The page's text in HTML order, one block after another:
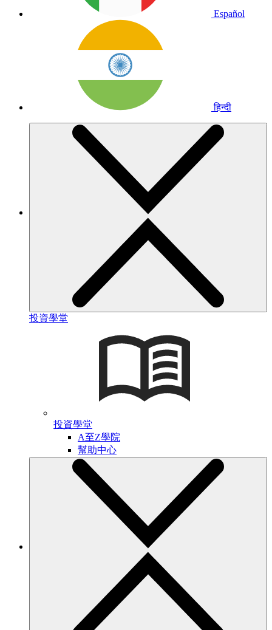
Español
हिन्दी
投資學堂
投資學堂
A至Z學院
幫助中心